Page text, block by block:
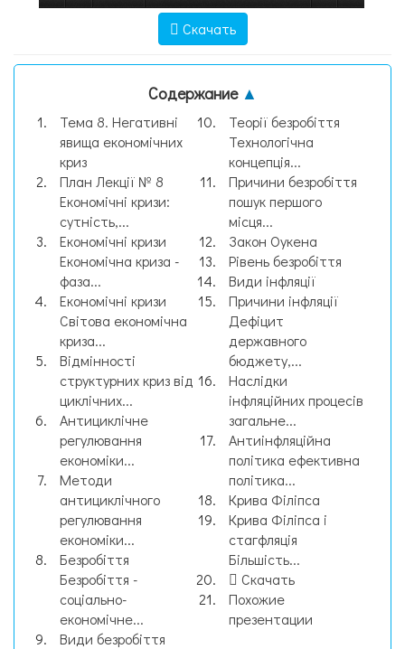
Скачать
Содержание ▲
Тема 8. Негативні
явища економічних
криз
План Лекції № 8
Економічні кризи:
сутність,...
Економічні кризи
Економічна криза -
фаза...
Економічні кризи
Світова економічна
криза...
Відмінності
структурних криз від
циклічних...
Антициклічне
регулювання
економіки...
Методи
антициклічного
регулювання
економіки...
Безробіття
Безробіття -
соціально-
економічне...
Види безробіття
Теорії безробіття
Технологічна
концепція...
Причини безробіття
пошук першого
місця...
Закон Оукена
Рівень безробіття
Види інфляції
Причини інфляції
Дефіцит
державного
бюджету,...
Наслідки
інфляційних процесів
загальне...
Антиінфляційна
політика ефективна
політика...
Крива Філіпса
Крива Філіпса і
стагфляція
Більшість...
Скачать
Похожие
презентации